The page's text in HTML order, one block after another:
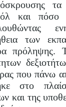
τα
και πόσο
των
πρόληψης.
που πάνω
στο
και της